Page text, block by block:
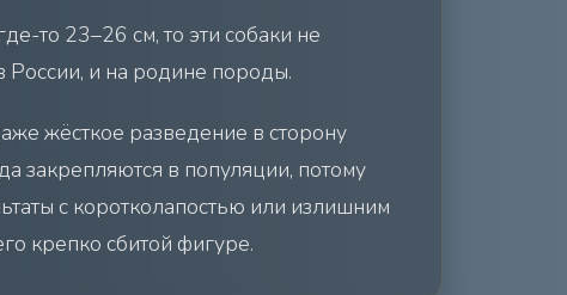
то 23–26 см, то эти собаки не
России, и на родине породы.
жёсткое разведение в сторону
закрепляются в популяции, потому
с коротколапостью или излишним
крепко сбитой фигуре.